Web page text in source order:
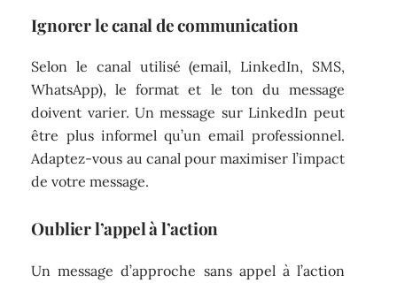
Ignorer le canal de communication
Selon le canal utilisé (email, LinkedIn, SMS,
WhatsApp), le format et le ton du message
doivent varier. Un message sur LinkedIn peut
être plus informel qu’un email professionnel.
Adaptez-vous au canal pour maximiser l’impact
de votre message.
Oublier l’appel à l’action
Un message d’approche sans appel à l’action